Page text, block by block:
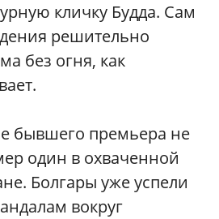
кличку Будда. Сам
решительно
без огня, как
бывшего премьера не
один в охваченной
Болгары уже успели
вокруг